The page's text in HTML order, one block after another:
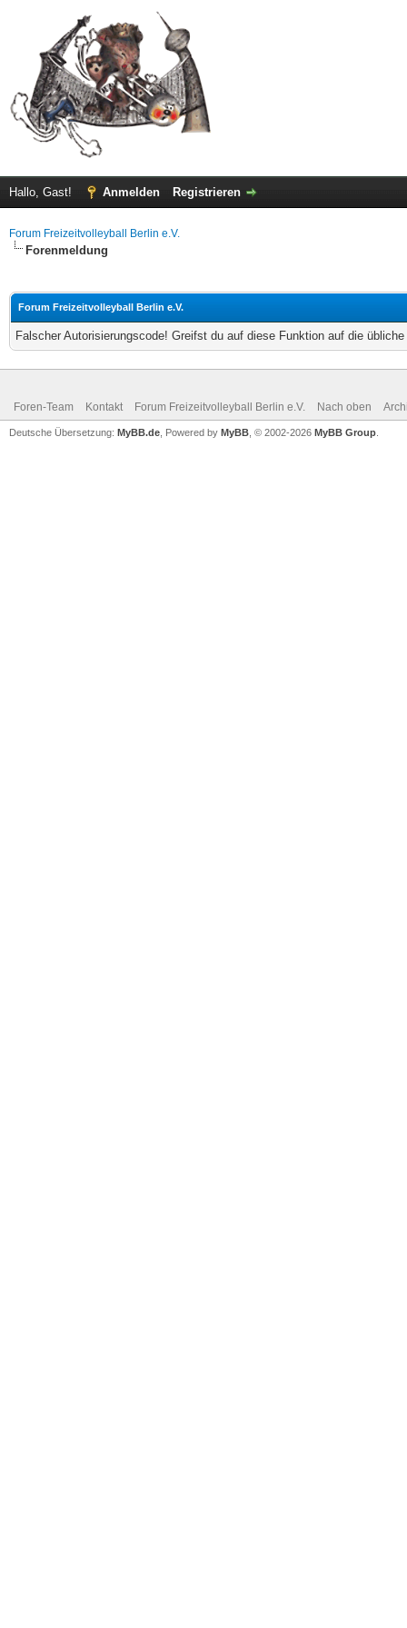
Hallo, Gast! Anmelden Registrieren
Forum Freizeitvolleyball Berlin e.V.
Forenmeldung
Forum Freizeitvolleyball Berlin e.V.
Falscher Autorisierungscode! Greifst du auf diese Funktion auf die
Foren-Team Kontakt Forum Freizeitvolleyball Berlin e.V. Nach oben
Deutsche Übersetzung: MyBB.de , Powered by MyBB , © 2002-2026 MyBB Group